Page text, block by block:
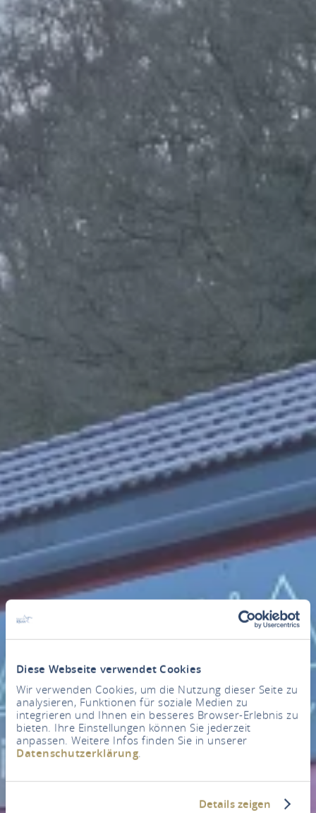
Diese Webseite verwendet Cookies
Wir verwenden Cookies, um die Nutzung dieser Seite zu
analysieren, Funktionen für soziale Medien zu
integrieren und Ihnen ein besseres Browser-Erlebnis zu
bieten. Ihre Einstellungen können Sie jederzeit
anpassen. Weitere Infos finden Sie in unserer
Datenschutzerklärung.
Details zeigen